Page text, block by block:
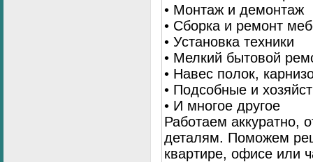
• Монтаж и демонтаж
• Сборка и ремонт
• Установка техники
• Мелкий бытовой
• Навес полок,
• Подсобные и
• И многое другое
Работаем аккуратно,
деталям. Поможем
квартире, офисе или